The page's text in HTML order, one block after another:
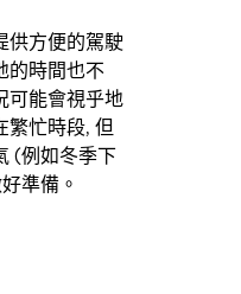
供方便的駕駛
的時間也不
可能會視乎地
繁忙時段, 但
(例如冬季下
準備。